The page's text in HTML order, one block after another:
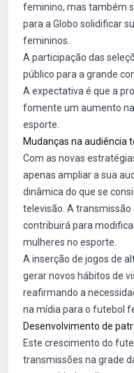
feminino, mas também
para a Globo solidificar
femininos.
A participação das
público para a grande
A expectativa é que a
fomente um aumento
esporte.
Mudanças na audiência
Com as novas
apenas ampliar a sua
dinâmica do que se
televisão. A
contribuirá para
mulheres no esporte.
A inserção de jogos de
gerar novos hábitos de
reafirmando a
na mídia para o futebol
Desenvolvimento de
Este crescimento do
transmissões na grade